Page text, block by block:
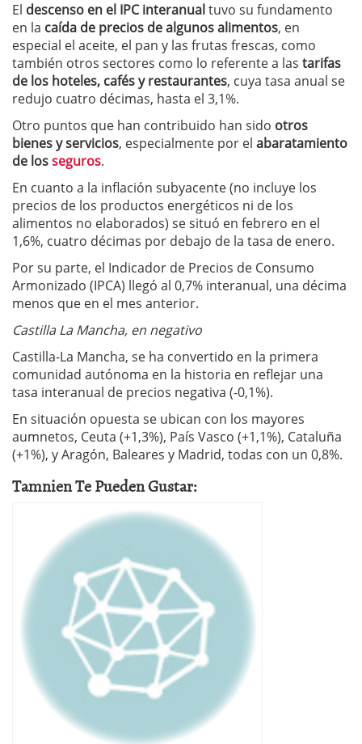
El descenso en el IPC interanualtuvo su fundamento
en la caída de precios de algunos alimentos, en
especial el aceite, el pan y las frutas frescas, como
también otros sectores como lo referente a las tarifas
de los hoteles, cafés y restaurantes, cuya tasa anual se
redujo cuatro décimas, hasta el 3,1%.
Otro puntos que han contribuido han sido otros
bienes y servicios, especialmente por el abaratamiento
de losseguros.
En cuanto a la inflación subyacente (no incluye los
precios de los productos energéticos ni de los
alimentos no elaborados) se situó en febrero en el
1,6%, cuatro décimas por debajo de la tasa de enero.
Por su parte, el Indicador de Precios de Consumo
Armonizado (IPCA) llegó al 0,7% interanual, una décima
menos que en el mes anterior.
Castilla La Mancha, en negativo
Castilla-La Mancha, se ha convertido en la primera
comunidad autónoma en la historia en reflejar una
tasa interanual de precios negativa (-0,1%).
En situación opuesta se ubican con los mayores
aumnetos, Ceuta (+1,3%), País Vasco (+1,1%), Cataluña
(+1%), y Aragón, Baleares y Madrid, todas con un 0,8%.
Tamnien Te Pueden Gustar: